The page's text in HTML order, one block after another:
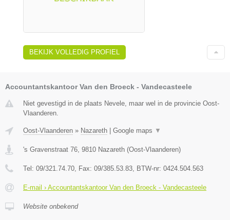
BEKIJK VOLLEDIG PROFIEL
Accountantskantoor Van den Broeck - Vandecasteele
Niet gevestigd in de plaats Nevele, maar wel in de provincie Oost-
Vlaanderen.
Oost-Vlaanderen » Nazareth | Google maps ▼
's Gravenstraat 76 9810 Nazareth (Oost-Vlaanderen)
Tel: 09/321.74.70 , Fax: 09/385.53.83 , BTW-nr: 0424.504.563
E-mail › Accountantskantoor Van den Broeck - Vandecasteele
Website onbekend